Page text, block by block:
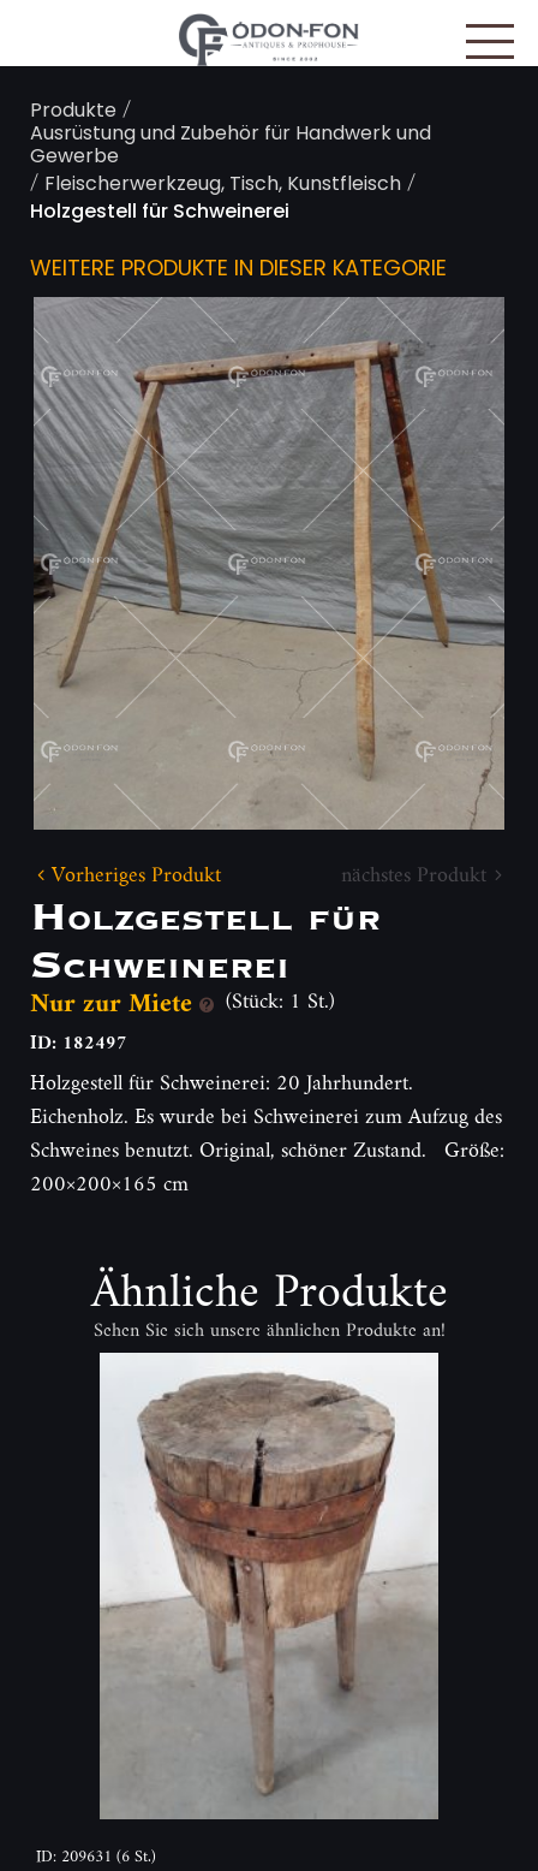
Produkte/
Ausrüstung und Zubehör für Handwerk und
Gewerbe
/ Fleischerwerkzeug, Tisch, Kunstfleisch/
Holzgestell für Schweinerei
WEITERE PRODUKTE IN DIESER KATEGORIE
Vorheriges Produkt nächstes Produkt
Holzgestell für
Schweinerei
Nur zur Miete (Stück: 1 St.)
ID: 182497
Holzgestell für Schweinerei: 20 Jahrhundert.
Eichenholz. Es wurde bei Schweinerei zum Aufzug des
Schweines benutzt. Original, schöner Zustand. Größe:
200×200×165 cm
Ähnliche Produkte
Sehen Sie sich unsere ähnlichen Produkte an!
ID: 209631 (6 St.)